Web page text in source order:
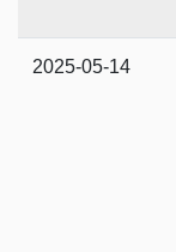
2025-05-14